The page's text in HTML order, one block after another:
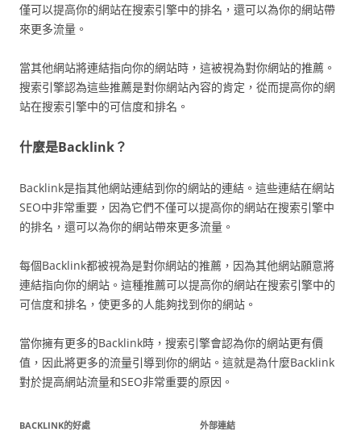
僅可以提高你的網站在搜索引擎中的排名，還可以為你的網站帶
來更多流量。
當其他網站將連結指向你的網站時，這被視為對你網站的推薦。
搜索引擎認為這些推薦是對你網站內容的肯定，從而提高你的網
站在搜索引擎中的可信度和排名。
什麼是Backlink？
Backlink是指其他網站連結到你的網站的連結。這些連結在網站
SEO中非常重要，因為它們不僅可以提高你的網站在搜索引擎中
的排名，還可以為你的網站帶來更多流量。
每個Backlink都被視為是對你網站的推薦，因為其他網站願意將
連結指向你的網站。這種推薦可以提高你的網站在搜索引擎中的
可信度和排名，使更多的人能夠找到你的網站。
當你擁有更多的Backlink時，搜索引擎會認為你的網站更有價
值，因此將更多的流量引導到你的網站。這就是為什麼Backlink
對於提高網站流量和SEO非常重要的原因。
BACKLINK的好處 外部連結